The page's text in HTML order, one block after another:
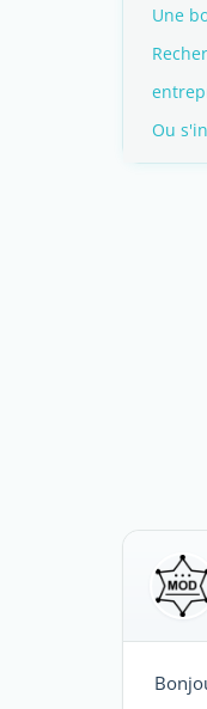
Une
Ou